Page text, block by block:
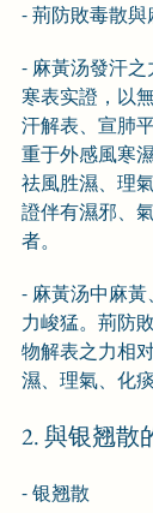
- 荊防敗毒散
- 麻黃汤發汗
寒表实證，以
汗解表、宣肺
重于外感風寒
祛風胜濕、理
證伴有濕邪、
者。
- 麻黃汤中麻
力峻猛。荊防
物解表之力相
濕、理氣、化
2. 與银翘散
- 银翘散